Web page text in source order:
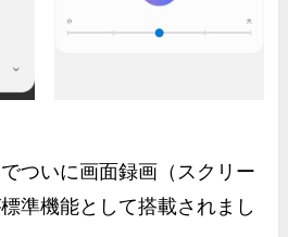
ついに画面録画（スクリー
準機能として搭載されまし